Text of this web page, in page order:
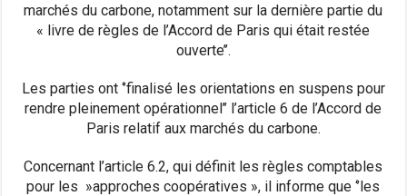
marchés du carbone, notamment sur la dernière partie du
« livre de règles de l’Accord de Paris qui était restée
ouverte’’.
Les parties ont ‘’finalisé les orientations en suspens pour
rendre pleinement opérationnel’’ l’article 6 de l’Accord de
Paris relatif aux marchés du carbone.
Concernant l’article 6.2, qui définit les règles comptables
pour les »approches coopératives », il informe que ‘’les